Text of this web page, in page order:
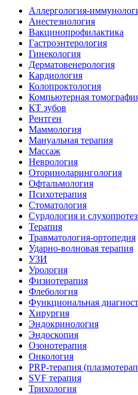
Аллергология-
Анестезиология
Вакцинопрофилактика
Гастроэнтерология
Гинекология
Дерматовенерология
Кардиология
Колопроктология
Компьютерная
КТ зубов
Рентген
Маммология
Мануальная терапия
Массаж
Неврология
Оториноларингология
Офтальмология
Психотерапия
Стоматология
Сурдология и
Терапия
Травматология-ортопедия
Ударно-волновая терапия
УЗИ
Урология
Физиотерапия
Флебология
Функциональная
Хирургия
Эндокринология
Эндоскопия
Озонотерапия
Онкология
PRP-терапия
SVF терапия
Трихология